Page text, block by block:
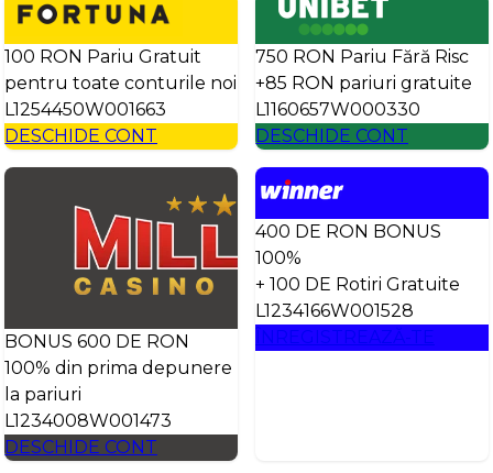
100 RON Pariu Gratuit
pentru toate conturile noi
L1254450W001663
DESCHIDE CONT
750 RON Pariu Fără Risc
+85 RON pariuri gratuite
L1160657W000330
DESCHIDE CONT
BONUS 600 DE RON
100% din prima depunere
la pariuri
L1234008W001473
DESCHIDE CONT
400 DE RON BONUS
100%
+ 100 DE Rotiri Gratuite
L1234166W001528
ÎNREGISTREAZĂ-TE